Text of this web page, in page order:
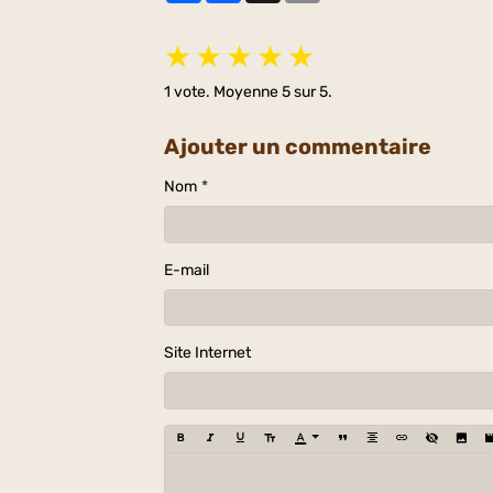
★ ★ ★ ★ ★
1 vote. Moyenne5sur 5.
Ajouter un commentaire
Nom
E-mail
Site Internet